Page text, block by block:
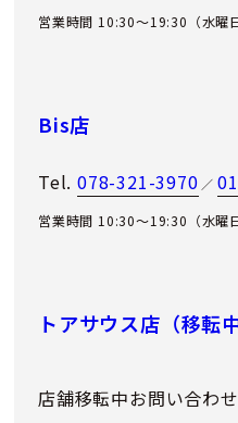
営業時間 10:30～19:30（水曜
Bis店
Tel. 078-321-3970 ／
営業時間 10:30～19:30（水曜
トアサウス店（移転中
店舗移転中お問い合わ